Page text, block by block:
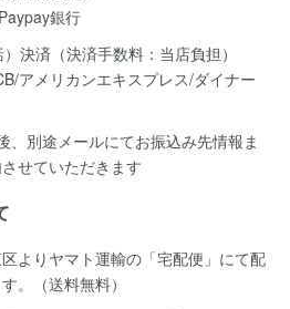
決済 （決済手数料：当店負担）
、別途メールにてお振込み先情報ま
せていただきます
よりヤマト運輸の「宅配便」にて配
。（送料無料）